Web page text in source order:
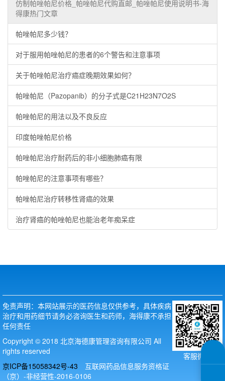
仿制帕唑帕尼价格_帕唑帕尼代购直邮_帕唑帕尼使用说明书-海
得康热门文章
帕唑帕尼多少钱？
对于服用帕唑帕尼的患者的6个警告和注意事项
关于帕唑帕尼治疗癌症晚期效果如何？
帕唑帕尼（Pazopanib）的分子式是C21H23N7O2S
帕唑帕尼的用法以及不良反应
印度帕唑帕尼价格
帕唑帕尼治疗耐药后的非小细胞肺癌有限
帕唑帕尼的注意事项有哪些？
帕唑帕尼治疗转移性肾癌的效果
治疗肾癌的帕唑帕尼也能治老年痴呆症
客服微信
免责声明：本网站展示的医药信息仅供参考，具体疾病
治疗和用药细节请务必咨询医生和药师，海得康不承担
任何责任
Copyright © 2018 北京海德康管理咨询有限公司 All
rights reserved
京ICP备15058342号-43 互联网药品信息服务资格证
（京）-非经营性-2016-0106